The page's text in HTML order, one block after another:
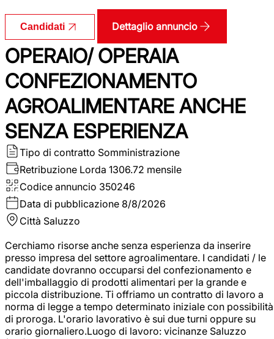
Candidati Dettaglio annuncio
OPERAIO/ OPERAIA
CONFEZIONAMENTO
AGROALIMENTARE ANCHE
SENZA ESPERIENZA
Tipo di contratto Somministrazione
Retribuzione Lorda 1306.72 mensile
Codice annuncio 350246
Data di pubblicazione 8/8/2026
Città Saluzzo
Cerchiamo risorse anche senza esperienza da inserire
presso impresa del settore agroalimentare. I candidati / le
candidate dovranno occuparsi del confezionamento e
dell'imballaggio di prodotti alimentari per la grande e
piccola distribuzione. Ti offriamo un contratto di lavoro a
norma di legge a tempo determinato iniziale con possibilità
di proroga. L'orario lavorativo è sui due turni oppure su
orario giornaliero.Luogo di lavoro: vicinanze Saluzzo